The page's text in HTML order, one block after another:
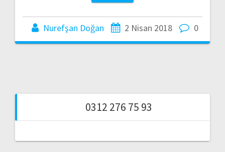
Nurefşan Doğan 2 Nisan 2018 0
0312 276 75 93